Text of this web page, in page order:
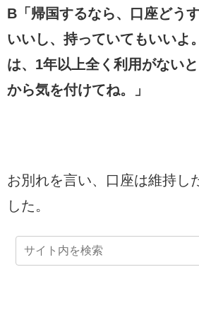
B「帰国するなら、口座どう
いいし、持っていてもいいよ
は、1年以上全く利用がない
から気を付けてね。」
お別れを言い、口座は維持し
した。